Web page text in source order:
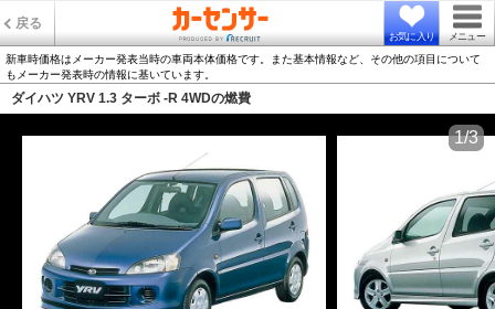
戻る
お気に入り メニュー
新車時価格はメーカー発表当時の車両本体価格です。また基本情報など、その他の項目について
もメーカー発表時の情報に基いています。
ダイハツ YRV 1.3 ターボ -R 4WDの燃費
1/3